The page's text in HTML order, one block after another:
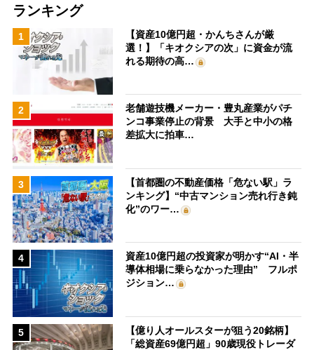
ランキング
1
【資産10億円超・かんちさんが厳
選！】「キオクシアの次」に資金が流
れる期待の高…
2
老舗遊技機メーカー・豊丸産業がパチ
ンコ事業停止の背景 大手と中小の格
差拡大に拍車…
3
【首都圏の不動産価格「危ない駅」ラ
ンキング】“中古マンション売れ行き鈍
化”のワー…
4
資産10億円超の投資家が明かす“AI・半
導体相場に乗らなかった理由” フルポ
ジション…
5
【億り人オールスターが狙う20銘柄】
「総資産69億円超」90歳現役トレーダ